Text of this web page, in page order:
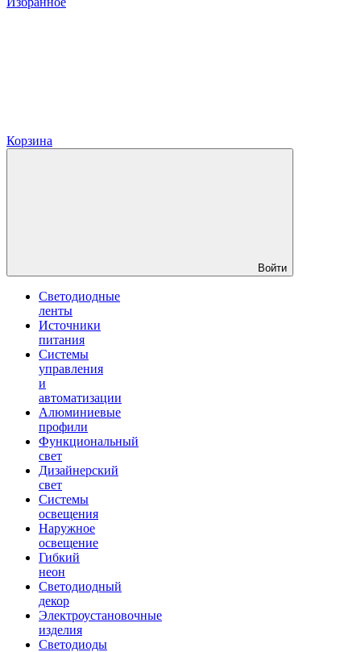
Корзина
Войти
Светодиодные
ленты
Источники
питания
Системы
управления
и
автоматизации
Алюминиевые
профили
Функциональный
свет
Дизайнерский
свет
Системы
освещения
Наружное
освещение
Гибкий
неон
Светодиодный
декор
Электроустановочные
изделия
Светодиоды